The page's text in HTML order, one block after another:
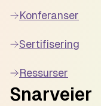
Konferanser
Sertifisering
Ressurser
Snarveier